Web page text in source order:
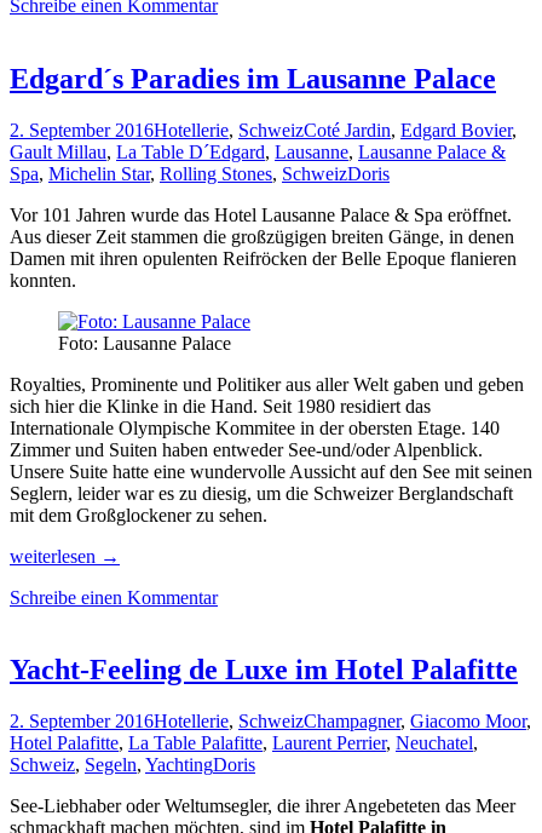
des
Natalie
´s
der
Provence
Schreibe einen Kommentar
Edgard´s Paradies im Lausanne Palace
2. September 2016Hotellerie, SchweizCoté Jardin, Edgard Bovier,
Gault Millau, La Table D´Edgard, Lausanne, Lausanne Palace &
Spa, Michelin Star, Rolling Stones, SchweizDoris
Vor 101 Jahren wurde das Hotel Lausanne Palace & Spa eröffnet.
Aus dieser Zeit stammen die großzügigen breiten Gänge, in denen
Damen mit ihren opulenten Reifröcken der Belle Epoque flanieren
konnten.
Foto: Lausanne Palace
Royalties, Prominente und Politiker aus aller Welt gaben und geben
sich hier die Klinke in die Hand. Seit 1980 residiert das
Internationale Olympische Kommitee in der obersten Etage. 140
Zimmer und Suiten haben entweder See-und/oder Alpenblick.
Unsere Suite hatte eine wundervolle Aussicht auf den See mit seinen
Seglern, leider war es zu diesig, um die Schweizer Berglandschaft
mit dem Großglockener zu sehen.
Edgard
Paradies
Palace
weiterlesen →
Schreibe einen Kommentar
Yacht-Feeling de Luxe im Hotel Palafitte
2. September 2016Hotellerie, SchweizChampagner, Giacomo Moor,
Hotel Palafitte, La Table Palafitte, Laurent Perrier, Neuchatel,
Schweiz, Segeln, YachtingDoris
See-Liebhaber oder Weltumsegler, die ihrer Angebeteten das Meer
schmackhaft machen möchten, sind im Hotel Palafitte in